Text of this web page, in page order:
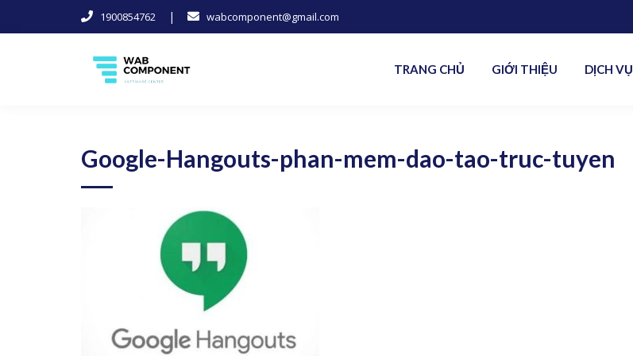
1900854762 | wabcomponent@gmail.com
TRANG CHỦ GIỚI THIỆU DỊCH VỤ
Google-Hangouts-phan-mem-dao-tao-truc-tuyen